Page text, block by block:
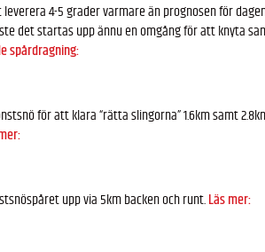
4-5 grader varmare än prognosen för
det startas upp ännu en omgång för att knyta
spårdragning:
för att klara “rätta slingorna” 1.6km samt
upp via 5km backen och runt.Läs mer: